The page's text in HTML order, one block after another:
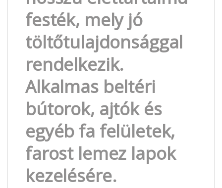
festék, mely jó
töltőtulajdonsággal
rendelkezik.
Alkalmas beltéri
bútorok, ajtók és
egyéb fa felületek,
farost lemez lapok
kezelésére.